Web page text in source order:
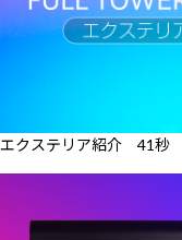
エクステリア紹介 41秒